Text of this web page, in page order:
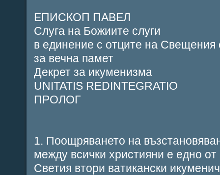
ЕПИСКОП ПАВЕЛ
Слуга на Божиите слуги
в единение с отците на Свещения
за вечна памет
Декрет за икуменизма
UNITATIS REDINTEGRATIO
ПРОЛОГ
1. Поощряването на
между всички християни е едно
Светия втори ватикански